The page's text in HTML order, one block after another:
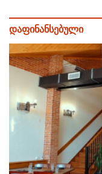
დაფინანსებული